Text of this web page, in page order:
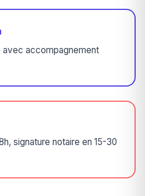
avec accompagnement
signature notaire en 15-30